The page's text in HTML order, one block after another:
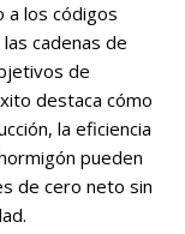
a los códigos
cadenas de
de
destaca cómo
la eficiencia
pueden
de cero neto sin